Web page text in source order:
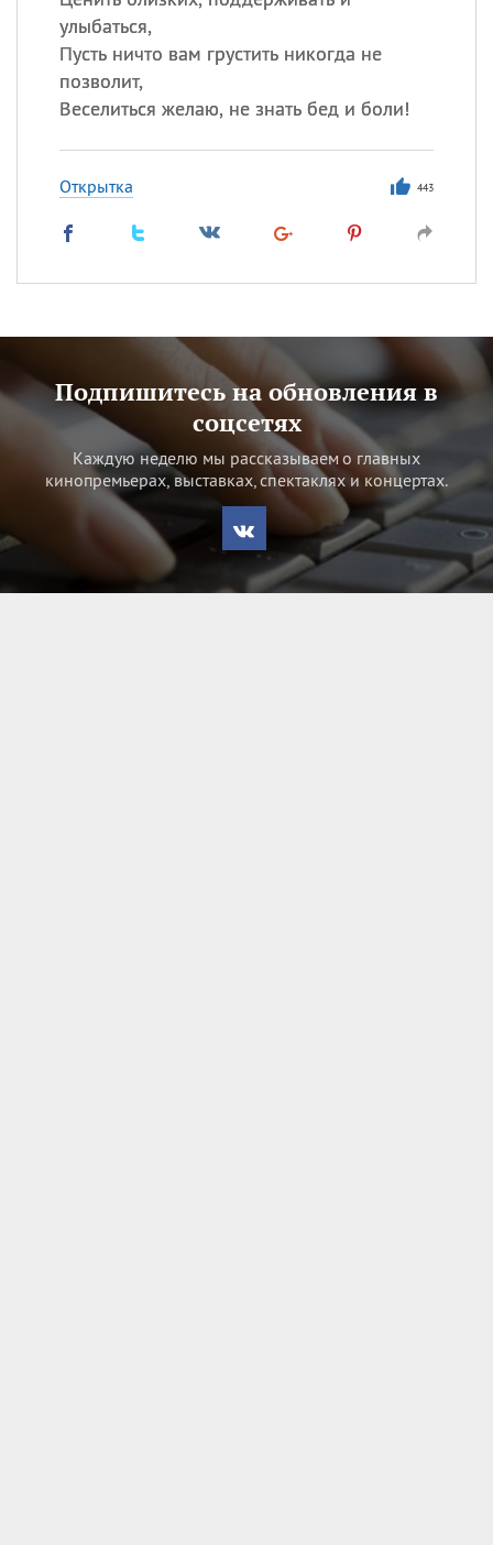
улыбаться,
Пусть ничто вам грустить никогда не
позволит,
Веселиться желаю, не знать бед и боли!
Открытка 443
Подпишитесь на обновления в
соцсетях
Каждую неделю мы рассказываем о главных
кинопремьерах, выставках, спектаклях и концертах.